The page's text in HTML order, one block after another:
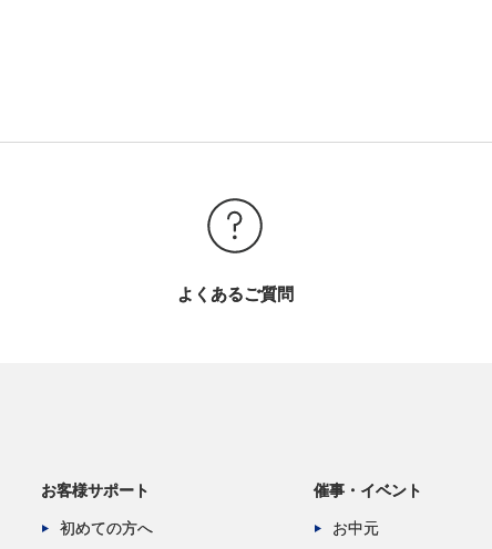
よくあるご質問
お客様サポート
初めての方へ
催事・イベント
お中元